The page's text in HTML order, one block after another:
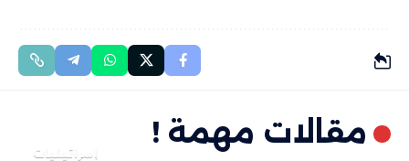
مقالات مهمة !
إسرائيليات